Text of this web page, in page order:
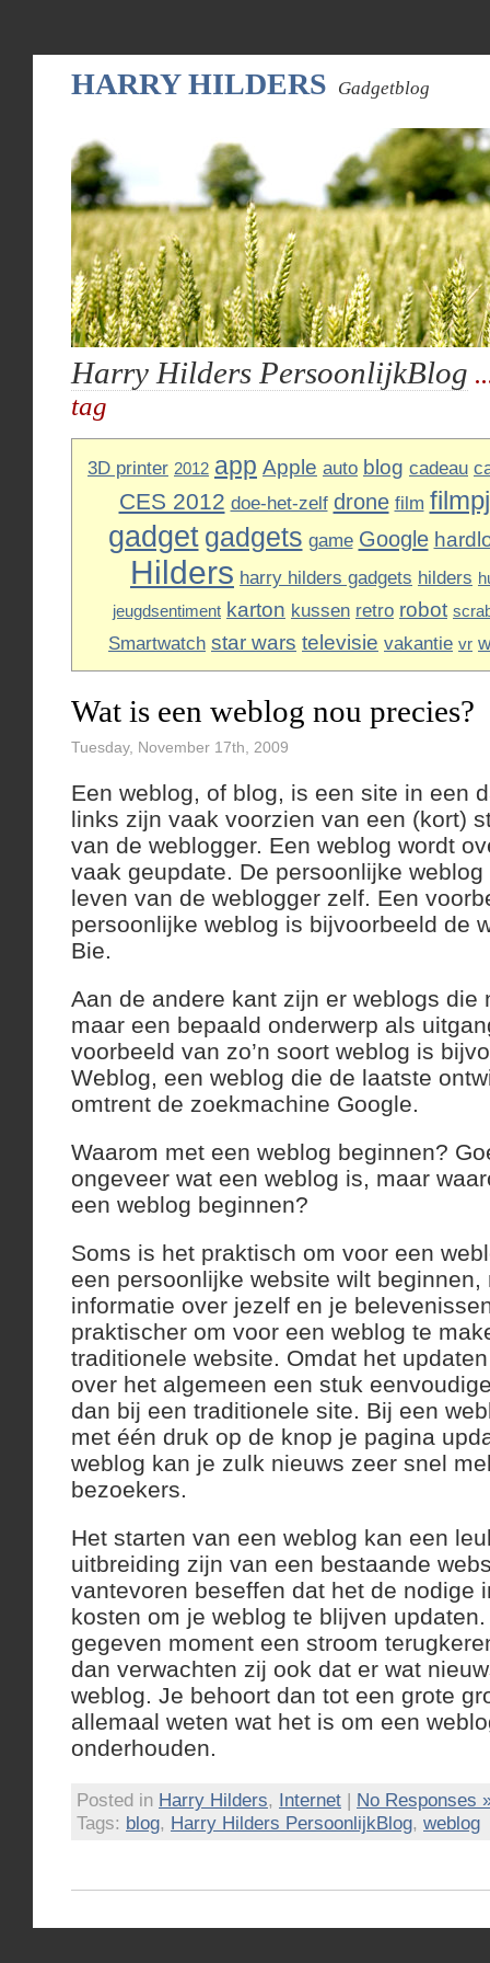
HARRY HILDERS Gadgetblog
Harry Hilders PersoonlijkBlog
tag
3D printer 2012 app Apple auto blog cadeau
CES 2012 doe-het-zelf drone film
gadget gadgets game Google
Hilders harry hilders gadgets hilders
jeugdsentiment karton kussen retro robot
Smartwatch star wars televisie vakantie vr
Wat is een weblog nou precies?
Tuesday, November 17th, 2009
Een weblog, of blog, is een site in een
links zijn vaak voorzien van een (kort)
van de weblogger. Een weblog wordt
vaak geupdate. De persoonlijke
leven van de weblogger zelf. Een
persoonlijke weblog is bijvoorbeeld de
Bie.
Aan de andere kant zijn er weblogs die
maar een bepaald onderwerp als
voorbeeld van zo’n soort weblog is
Weblog, een weblog die de laatste
omtrent de zoekmachine Google.
Waarom met een weblog beginnen?
ongeveer wat een weblog is, maar
een weblog beginnen?
Soms is het praktisch om voor een
een persoonlijke website wilt beginnen,
informatie over jezelf en je
praktischer om voor een weblog te
traditionele website. Omdat het
over het algemeen een stuk
dan bij een traditionele site. Bij een
met één druk op de knop je pagina
weblog kan je zulk nieuws zeer snel
bezoekers.
Het starten van een weblog kan een
uitbreiding zijn van een bestaande
vantevoren beseffen dat het de nodige
kosten om je weblog te blijven
gegeven moment een stroom
dan verwachten zij ook dat er wat
weblog. Je behoort dan tot een grote
allemaal weten wat het is om een
onderhouden.
Posted in Harry Hilders, Internet | No Responses
Tags: blog, Harry Hilders PersoonlijkBlog, weblog